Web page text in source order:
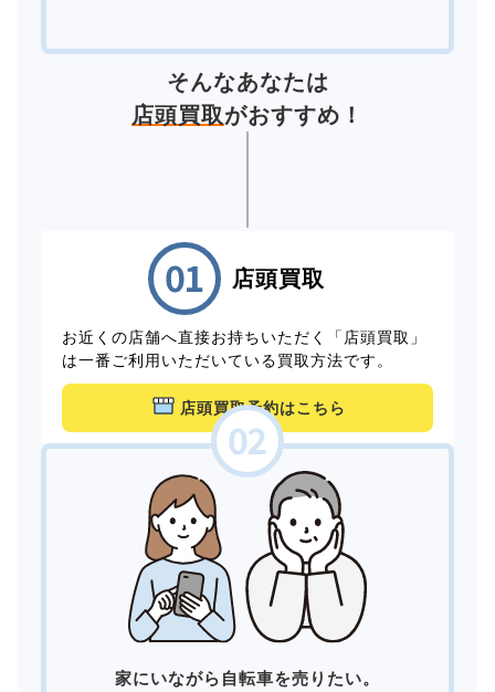
そんなあなたは
店頭買取がおすすめ！
店頭買取
お近くの店舗へ直接お持ちいただく「店頭買取」
は一番ご利用いただいている買取方法です。
店頭買取予約はこちら
家にいながら自転車を売りたい。